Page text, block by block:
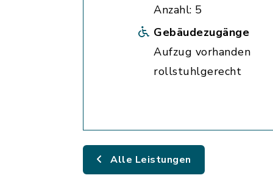
Anzahl: 5
Gebäudezugänge
Aufzug vorhanden
rollstuhlgerecht
Alle Leistungen